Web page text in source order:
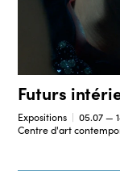
Futurs
Expositions
05.07 —
Centre d'art